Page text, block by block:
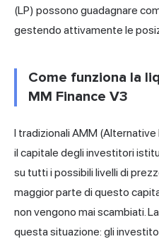
(LP) possono guadagnare
gestendo attivamente le
Come funziona la
MM Finance V3
I tradizionali AMM
il capitale degli investitori
su tutti i possibili livelli di
maggior parte di questo
non vengono mai scambiati.
questa situazione: gli